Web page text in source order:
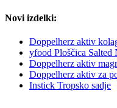
Novi izdelki:
Doppelherz aktiv
yfood Ploščica Salted
Doppelherz aktiv
Doppelherz aktiv za
Instick Tropsko sadje